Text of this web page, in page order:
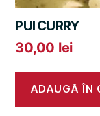
PUI CURRY
30,00 lei
ADAUGĂ ÎN